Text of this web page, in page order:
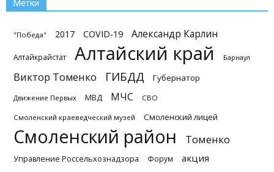
Метки
"Победа" 2017 COVID-19 Александр Карлин
Алтайкрайстат Алтайский край Барнаул
Виктор Томенко ГИБДД Губернатор
Движение Первых МВД МЧС СВО
Смоленский краеведческий музей Смоленский лицей
Смоленский район Томенко
Управление Россельхознадзора Форум акция